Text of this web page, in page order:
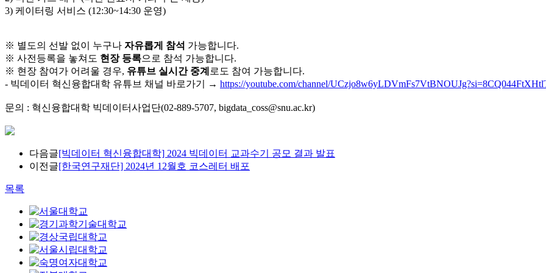
3) 케이터링 서비스 (12:30~14:30 운영)
※ 별도의 선발 없이 누구나 자유롭게 참석 가능합니다.
※ 사전등록을 놓쳐도 현장 등록으로 참석 가능합니다.
※ 현장 참여가 어려울 경우, 유튜브 실시간 중계 로도 참여 가능합니다.
- 빅데이터 혁신융합대학 유튜브 채널 바로가기 → https://youtube.com/channel/
문의 : 혁신융합대학 빅데이터사업단(02-889-5707, bigdata_coss@snu.ac.kr)
다음글[빅데이터 혁신융합대학] 2024 빅데이터 교과수기 공모 결과 발표
이전글[한국연구재단] 2024년 12월호 코스레터 배포
목록